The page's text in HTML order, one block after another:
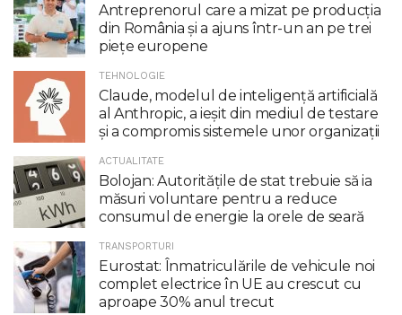
Antreprenorul care a mizat pe producția
din România și a ajuns într-un an pe trei
piețe europene
TEHNOLOGIE
Claude, modelul de inteligenţă artificială
al Anthropic, a ieşit din mediul de testare
şi a compromis sistemele unor organizaţii
ACTUALITATE
Bolojan: Autoritățile de stat trebuie să ia
măsuri voluntare pentru a reduce
consumul de energie la orele de seară
TRANSPORTURI
Eurostat: Înmatriculările de vehicule noi
complet electrice în UE au crescut cu
aproape 30% anul trecut